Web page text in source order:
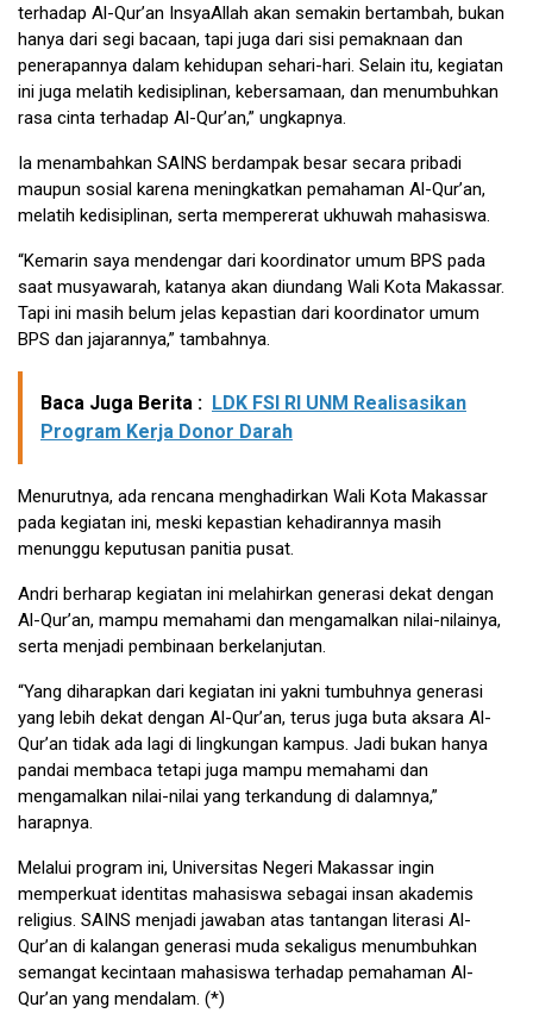
terhadap Al-Qur’an InsyaAllah akan semakin bertambah, bukan
hanya dari segi bacaan, tapi juga dari sisi pemaknaan dan
penerapannya dalam kehidupan sehari-hari. Selain itu, kegiatan
ini juga melatih kedisiplinan, kebersamaan, dan menumbuhkan
rasa cinta terhadap Al-Qur’an,” ungkapnya.
Ia menambahkan SAINS berdampak besar secara pribadi
maupun sosial karena meningkatkan pemahaman Al-Qur’an,
melatih kedisiplinan, serta mempererat ukhuwah mahasiswa.
“Kemarin saya mendengar dari koordinator umum BPS pada
saat musyawarah, katanya akan diundang Wali Kota Makassar.
Tapi ini masih belum jelas kepastian dari koordinator umum
BPS dan jajarannya,” tambahnya.
Baca Juga Berita : LDK FSI RI UNM Realisasikan
Program Kerja Donor Darah
Menurutnya, ada rencana menghadirkan Wali Kota Makassar
pada kegiatan ini, meski kepastian kehadirannya masih
menunggu keputusan panitia pusat.
Andri berharap kegiatan ini melahirkan generasi dekat dengan
Al-Qur’an, mampu memahami dan mengamalkan nilai-nilainya,
serta menjadi pembinaan berkelanjutan.
“Yang diharapkan dari kegiatan ini yakni tumbuhnya generasi
yang lebih dekat dengan Al-Qur’an, terus juga buta aksara Al-
Qur’an tidak ada lagi di lingkungan kampus. Jadi bukan hanya
pandai membaca tetapi juga mampu memahami dan
mengamalkan nilai-nilai yang terkandung di dalamnya,”
harapnya.
Melalui program ini, Universitas Negeri Makassar ingin
memperkuat identitas mahasiswa sebagai insan akademis
religius. SAINS menjadi jawaban atas tantangan literasi Al-
Qur’an di kalangan generasi muda sekaligus menumbuhkan
semangat kecintaan mahasiswa terhadap pemahaman Al-
Qur’an yang mendalam. (*)